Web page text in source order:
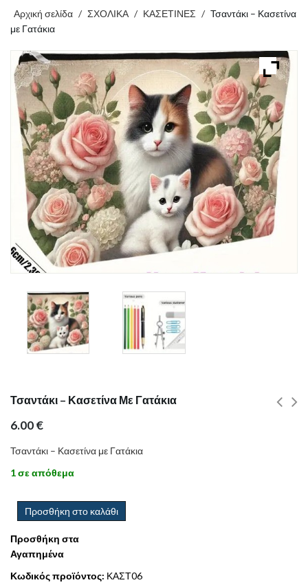
Αρχική σελίδα / ΣΧΟΛΙΚΑ / ΚΑΣΕΤΙΝΕΣ / Τσαντάκι – Κασετίνα
με Γατάκια
Τσαντάκι – Κασετίνα Με Γατάκια
6.00€
Τσαντάκι – Κασετίνα με Γατάκια
1 σε απόθεμα
Προσθήκη στο καλάθι
Προσθήκη στα
Αγαπημένα
Κωδικός προϊόντος: ΚΑΣΤ06